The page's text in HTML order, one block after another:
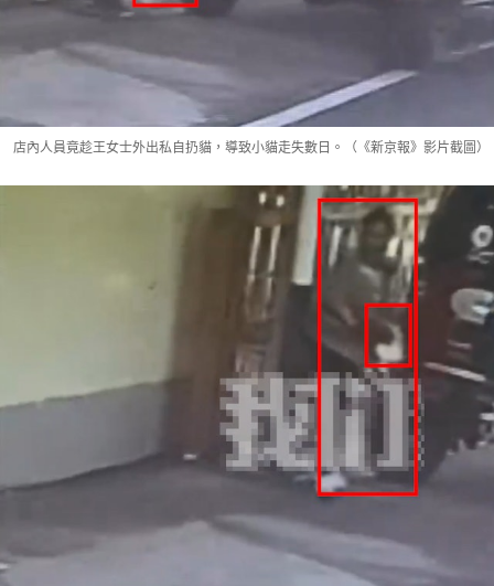
店內人員竟趁王女士外出私自扔貓，導致小貓走失數日。（《新京報》影片截圖）